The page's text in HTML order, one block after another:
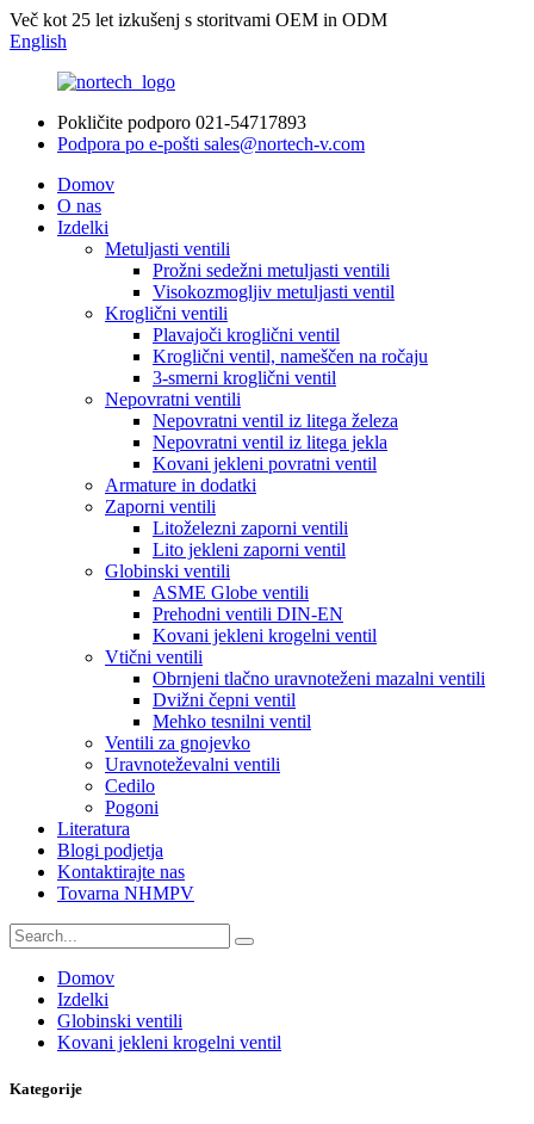
Več kot 25 let izkušenj s storitvami OEM in ODM
English
Pokličite podporo 021-54717893
Podpora po e-pošti sales@nortech-v.com
Domov
O nas
Izdelki
Metuljasti ventili
Prožni sedežni metuljasti ventili
Visokozmogljiv metuljasti ventil
Kroglični ventili
Plavajoči kroglični ventil
Kroglični ventil, nameščen na ročaju
3-smerni kroglični ventil
Nepovratni ventili
Nepovratni ventil iz litega železa
Nepovratni ventil iz litega jekla
Kovani jekleni povratni ventil
Armature in dodatki
Zaporni ventili
Litoželezni zaporni ventili
Lito jekleni zaporni ventil
Globinski ventili
ASME Globe ventili
Prehodni ventili DIN-EN
Kovani jekleni krogelni ventil
Vtični ventili
Obrnjeni tlačno uravnoteženi mazalni ventili
Dvižni čepni ventil
Mehko tesnilni ventil
Ventili za gnojevko
Uravnoteževalni ventili
Cedilo
Pogoni
Literatura
Blogi podjetja
Kontaktirajte nas
Tovarna NHMPV
Domov
Izdelki
Globinski ventili
Kovani jekleni krogelni ventil
Kategorije